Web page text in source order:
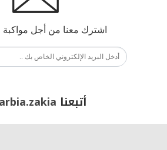
اشترك معنا من أجل مواكبة
أتبعنا